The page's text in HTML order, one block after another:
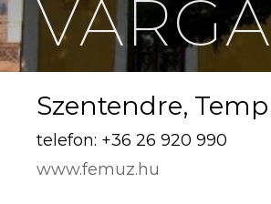
Szentendre,
telefon: +36 26 920 990
www.femuz.hu